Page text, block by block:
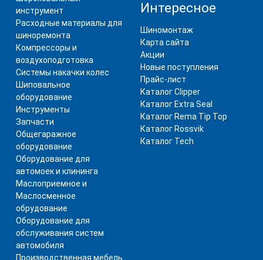
инструмент
Расходные материалы для
шиноремонта
Компрессоры и
воздухоподготовка
Системы накачки колес
Шиповальное
оборудование
Инструменты
Запчасти
Общегаражное
оборудование
Оборудование для
автомоек и клининга
Маслоприемное и
Маслосменное
обрудование
Оборудование для
обслуживания систем
автомобиля
Производственная мебель
Интересное
Шиномонтаж
Карта сайта
Акции
Новые поступления
Прайс-лист
Каталог Clipper
Каталог Extra Seal
Каталог Rema Tip Top
Каталог Rossvik
Каталог Tech